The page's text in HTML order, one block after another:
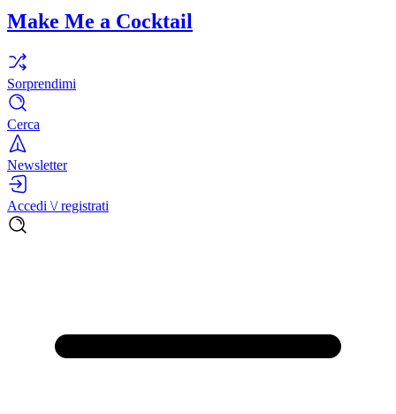
Make Me a Cocktail
Sorprendimi
Cerca
Newsletter
Accedi \/ registrati